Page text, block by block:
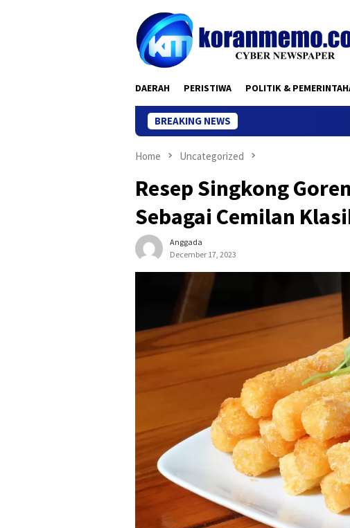
DAERAH PERISTIWA POLITIK &
BREAKING NEWS
Home Uncategorized
Resep Singkong
Sebagai Cemilan
Anggada
December 17, 2023